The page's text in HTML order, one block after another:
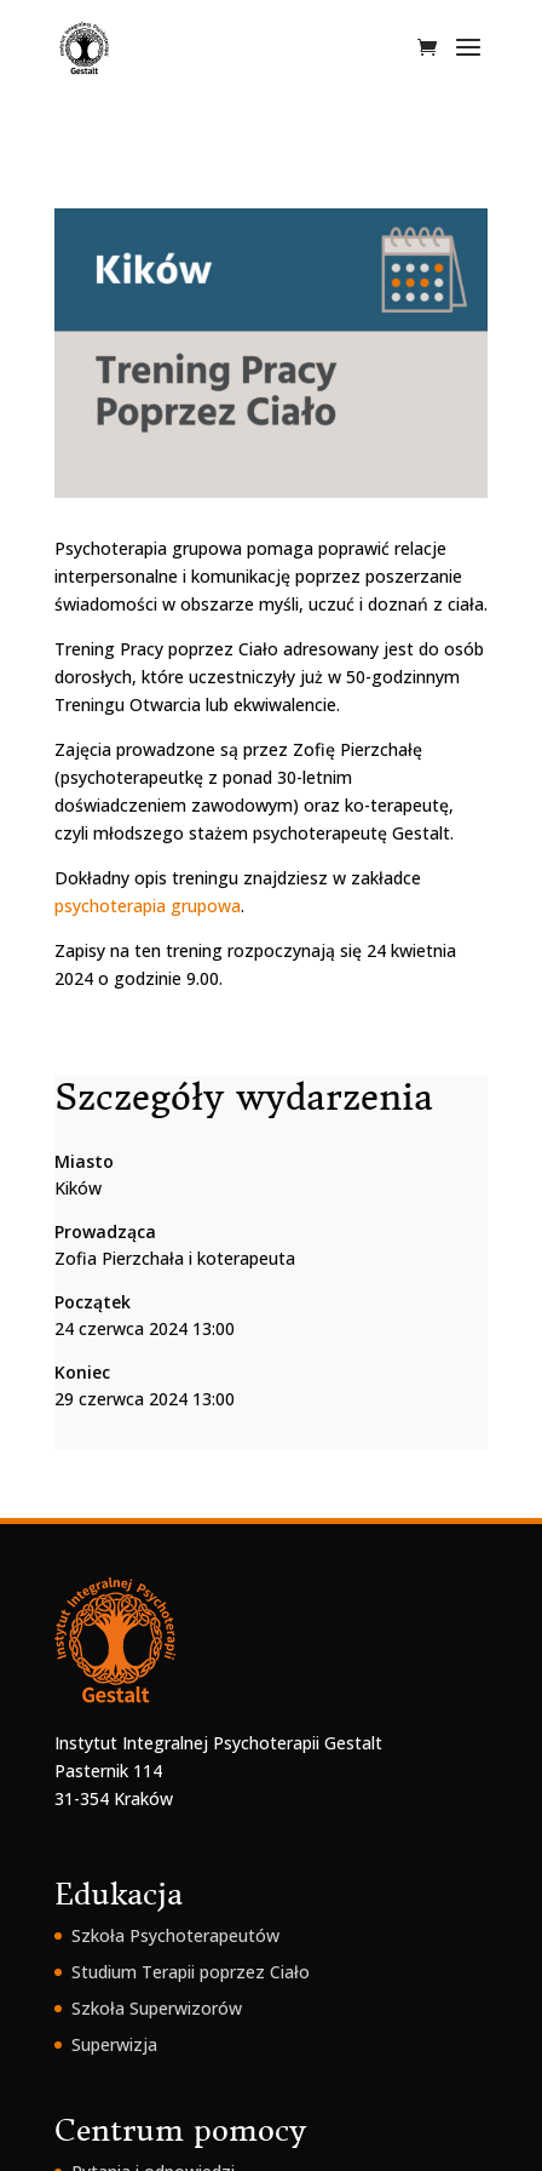
Psychoterapia grupowa pomaga poprawić relacje
interpersonalne i komunikację poprzez poszerzanie
świadomości w obszarze myśli, uczuć i doznań z ciała.
Trening Pracy poprzez Ciało adresowany jest do osób
dorosłych, które uczestniczyły już w 50-godzinnym
Treningu Otwarcia lub ekwiwalencie.
Zajęcia prowadzone są przez Zofię Pierzchałę
(psychoterapeutkę z ponad 30-letnim
doświadczeniem zawodowym) oraz ko-terapeutę,
czyli młodszego stażem psychoterapeutę Gestalt.
Dokładny opis treningu znajdziesz w zakładce
psychoterapia grupowa.
Zapisy na ten trening rozpoczynają się 24 kwietnia
2024 o godzinie 9.00.
Szczegóły wydarzenia
Miasto
Kików
Prowadząca
Zofia Pierzchała i koterapeuta
Początek
24 czerwca 2024 13:00
Koniec
29 czerwca 2024 13:00
Instytut Integralnej Psychoterapii Gestalt
Pasternik 114
31-354 Kraków
Edukacja
Szkoła Psychoterapeutów
Studium Terapii poprzez Ciało
Szkoła Superwizorów
Superwizja
Centrum pomocy